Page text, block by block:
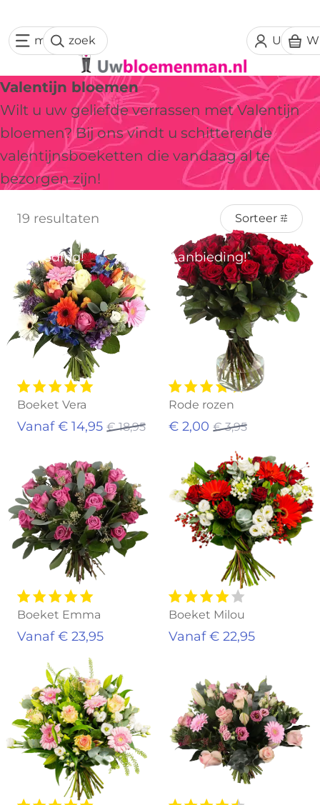
Uw
menuzoek
Valentijn bloemen
Wilt u uw geliefde verrassen met Valentijn
bloemen? Bij ons vindt u schitterende
valentijnsboeketten die vandaag al te
bezorgen zijn!
19 resultaten Sorteer
Aanbieding!
Boeket Vera
Vanaf € 14,95 € 18,95
Aanbieding!
Rode rozen
€ 2,00 € 3,95
Boeket Emma
Vanaf € 23,95
Boeket Milou
Vanaf € 22,95